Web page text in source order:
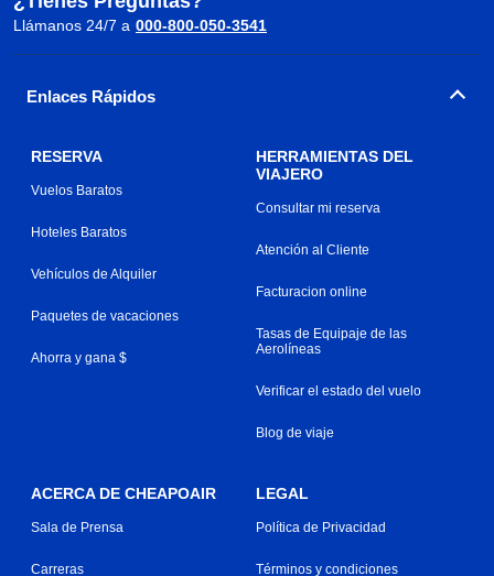
Llámanos 24/7 a 000-800-050-3541
Enlaces Rápidos
RESERVA
Vuelos Baratos
Hoteles Baratos
Vehículos de Alquiler
Paquetes de vacaciones
Ahorra y gana $
HERRAMIENTAS DEL
VIAJERO
Consultar mi reserva
Atención al Cliente
Facturacion online
Tasas de Equipaje de las
Aerolíneas
Verificar el estado del vuelo
Blog de viaje
ACERCA DE CHEAPOAIR
Sala de Prensa
Carreras
LEGAL
Política de Privacidad
Términos y condiciones